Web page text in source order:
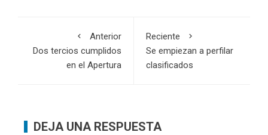
Anterior
Dos tercios cumplidos
en el Apertura
Reciente
Se empiezan a perfilar
clasificados
DEJA UNA RESPUESTA